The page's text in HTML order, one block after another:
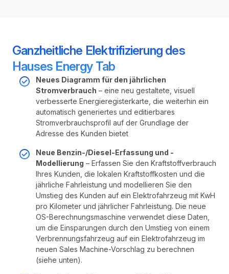
Ganzheitliche Elektrifizierung des
Hauses Energy Tab
Neues Diagramm für den jährlichen
Stromverbrauch – eine neu gestaltete, visuell
verbesserte Energieregisterkarte, die weiterhin ein
automatisch generiertes und editierbares
Stromverbrauchsprofil auf der Grundlage der
Adresse des Kunden bietet
Neue Benzin-/Diesel-Erfassung und -
Modellierung – Erfassen Sie den Kraftstoffverbrauch
Ihres Kunden, die lokalen Kraftstoffkosten und die
jährliche Fahrleistung und modellieren Sie den
Umstieg des Kunden auf ein Elektrofahrzeug mit KwH
pro Kilometer und jährlicher Fahrleistung. Die neue
OS-Berechnungsmaschine verwendet diese Daten,
um die Einsparungen durch den Umstieg von einem
Verbrennungsfahrzeug auf ein Elektrofahrzeug im
neuen Sales Machine-Vorschlag zu berechnen
(siehe unten).